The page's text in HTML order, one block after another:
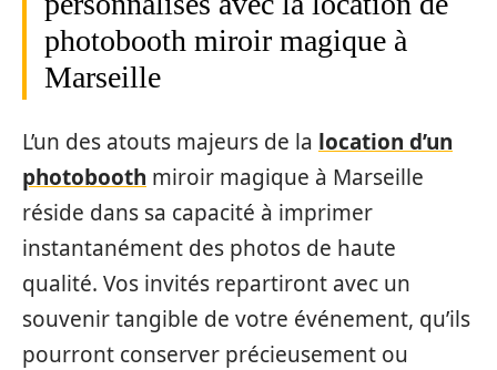
photobooth miroir magique à
Marseille
L’un des atouts majeurs de la location d’un
photobooth miroir magique à Marseille
réside dans sa capacité à imprimer
instantanément des photos de haute
qualité. Vos invités repartiront avec un
souvenir tangible de votre événement, qu’ils
pourront conserver précieusement ou